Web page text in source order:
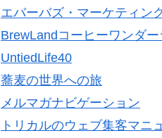
エバーバズ・マーケティン
BrewLandコーヒーワンダー
UntiedLife40
蕎麦の世界への旅
メルマガナビゲーション
トリカルのウェブ集客マニ